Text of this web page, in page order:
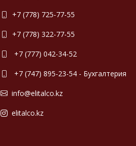
+7 (778) 725-77-55
+7 (778) 322-77-55
+7 (777) 042-34-52
+7 (747) 895-23-54 - Бухгалтерия
info@elitalco.kz
elitalco.kz